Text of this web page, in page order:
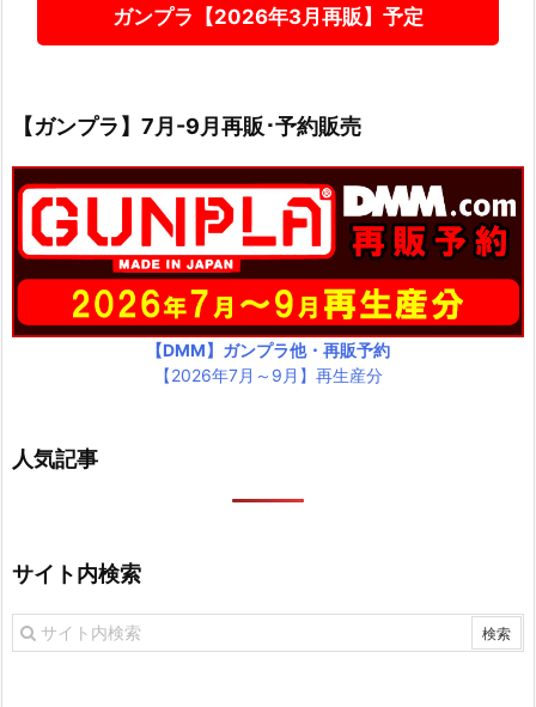
ガンプラ【2026年3月再販】予定
【ガンプラ】7月-9月再販･予約販売
【DMM】ガンプラ他・再販予約
【2026年7月～9月】再生産分
人気記事
サイト内検索